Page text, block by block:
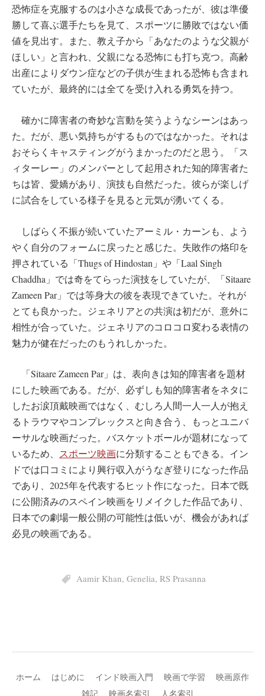
恐怖症を克服するのは小さな成長であったが、彼は準優
勝して喜ぶ選手たちを見て、スポーツに勝敗ではない価
値を見出す。また、教え子から「あなたのような父親が
ほしい」と言われ、父親になる恐怖にも打ち克つ。高齢
出産によりダウン症などの子供が生まれる恐怖も含まれ
ていたが、最終的には全てを受け入れる勇気を持つ。
確かに障害者の奇妙な言動を笑うようなシーンはあっ
た。だが、悪い気持ちがするものではなかった。それは
おそらくキャスティングがうまかったのだと思う。「ス
ィターレー」のメンバーとして起用された知的障害者た
ちは皆、愛嬌があり、演技も自然だった。彼らが楽しげ
に試合をしている様子を見ると元気が湧いてくる。
しばらく不振が続いていたアーミル・カーンも、よう
やく自分のフォームに戻ったと感じた。失敗作の烙印を
押されている「Thugs of Hindostan」や「Laal Singh
Chaddha」では奇をてらった演技をしていたが、「Sitaare
Zameen Par」では等身大の彼を表現できていた。それが
とても良かった。ジェネリアとの共演は初だが、意外に
相性が合っていた。ジェネリアのコロコロ変わる表情の
魅力が健在だったのもうれしかった。
「Sitaare Zameen Par」は、表向きは知的障害者を題材
にした映画である。だが、必ずしも知的障害者をネタに
したお涙頂戴映画ではなく、むしろ人間一人一人が抱え
るトラウマやコンプレックスと向き合う、もっとユニバ
ーサルな映画だった。バスケットボールが題材になって
いるため、 スポーツ映画に分類することもできる。イン
ドでは口コミにより興行収入がうなぎ登りになった作品
であり、2025年を代表するヒット作になった。日本で既
に公開済みのスペイン映画をリメイクした作品であり、
日本での劇場一般公開の可能性は低いが、機会があれば
必見の映画である。
Aamir Khan, Genelia, RS Prasanna
ホーム はじめに インド映画入門 映画で学習
映画原作
雑記
映画名索引 人名索引